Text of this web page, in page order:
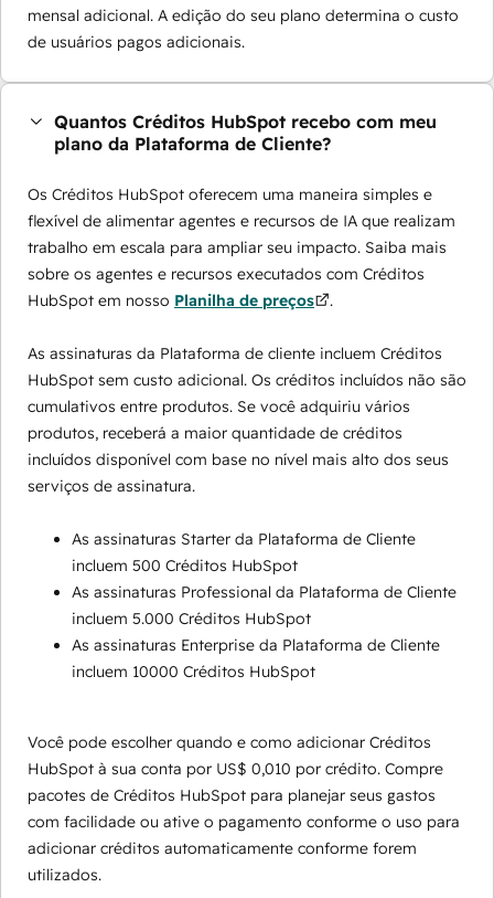
mensal adicional. A edição do seu plano determina o custo
de usuários pagos adicionais.
Quantos Créditos HubSpot recebo com meu
plano da Plataforma de Cliente?
Os Créditos HubSpot oferecem uma maneira simples e
flexível de alimentar agentes e recursos de IA que realizam
trabalho em escala para ampliar seu impacto. Saiba mais
sobre os agentes e recursos executados com Créditos
HubSpot em nosso Planilha de preços .
As assinaturas da Plataforma de cliente incluem Créditos
HubSpot sem custo adicional. Os créditos incluídos não são
cumulativos entre produtos. Se você adquiriu vários
produtos, receberá a maior quantidade de créditos
incluídos disponível com base no nível mais alto dos seus
serviços de assinatura.
As assinaturas Starter da Plataforma de Cliente
incluem 500 Créditos HubSpot
As assinaturas Professional da Plataforma de Cliente
incluem 5.000 Créditos HubSpot
As assinaturas Enterprise da Plataforma de Cliente
incluem 10000 Créditos HubSpot
Você pode escolher quando e como adicionar Créditos
HubSpot à sua conta por US$ 0,010 por crédito. Compre
pacotes de Créditos HubSpot para planejar seus gastos
com facilidade ou ative o pagamento conforme o uso para
adicionar créditos automaticamente conforme forem
utilizados.